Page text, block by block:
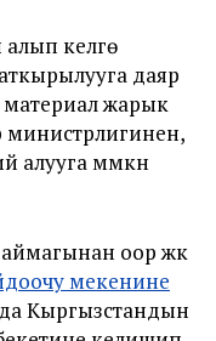
келүүгө
даяр
жарык
мүмкүн
оор жүк
мекенине
Кыргызстандын